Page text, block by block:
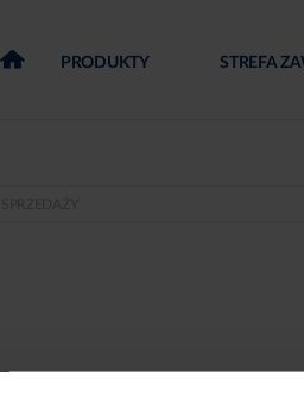
PRODUKTY STREFA